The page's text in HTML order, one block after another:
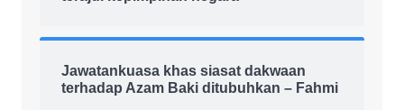
Jawatankuasa khas siasat dakwaan
terhadap Azam Baki ditubuhkan – Fahmi